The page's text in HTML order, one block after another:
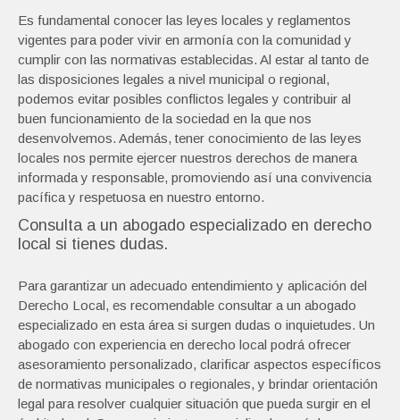
Es fundamental conocer las leyes locales y reglamentos
vigentes para poder vivir en armonía con la comunidad y
cumplir con las normativas establecidas. Al estar al tanto de
las disposiciones legales a nivel municipal o regional,
podemos evitar posibles conflictos legales y contribuir al
buen funcionamiento de la sociedad en la que nos
desenvolvemos. Además, tener conocimiento de las leyes
locales nos permite ejercer nuestros derechos de manera
informada y responsable, promoviendo así una convivencia
pacífica y respetuosa en nuestro entorno.
Consulta a un abogado especializado en derecho
local si tienes dudas.
Para garantizar un adecuado entendimiento y aplicación del
Derecho Local, es recomendable consultar a un abogado
especializado en esta área si surgen dudas o inquietudes. Un
abogado con experiencia en derecho local podrá ofrecer
asesoramiento personalizado, clarificar aspectos específicos
de normativas municipales o regionales, y brindar orientación
legal para resolver cualquier situación que pueda surgir en el